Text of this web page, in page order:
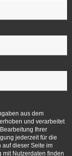
aus dem
und verarbeitet
Ihrer
jederzeit für die
auf dieser Seite im
mit Nutzerdaten finden